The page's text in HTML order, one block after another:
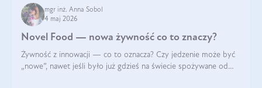
mgr inż. Anna Sobol
4 maj 2026
Novel Food — nowa żywność co to znaczy?
Żywność z innowacji — co to oznacza? Czy jedzenie może być
„nowe”, nawet jeśli było już gdzieś na świecie spożywane od